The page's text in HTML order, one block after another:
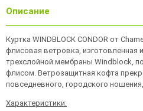
Описание
Куртка WINDBLOCK CONDOR от
флисовая ветровка,
трехслойной мембраны Windblock,
флисом. Ветрозащитная кофта
повседневного, городского
Характеристики: